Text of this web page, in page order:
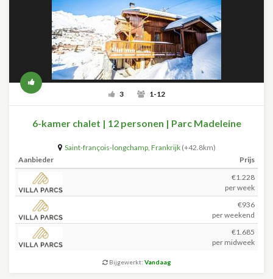
3 1-12
6-kamer chalet | 12 personen | Parc Madeleine
Saint-françois-longchamp, Frankrijk (+42.8km)
Aanbieder
Prijs
€1.228
per week
€936
per weekend
€1.685
per midweek
Bijgewerkt: Vandaag